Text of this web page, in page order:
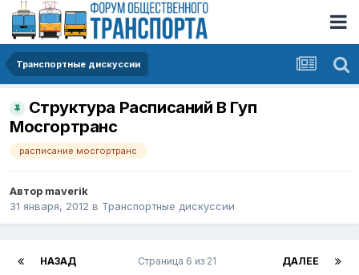
Транспортные дискуссии
Структура Расписаний В Гуп
Мосгортранс
расписание мосгортранс
Автор maverik
31 января, 2012 в Транспортные дискуссии
НАЗАД ДАЛЕЕ
Страница 6 из 21